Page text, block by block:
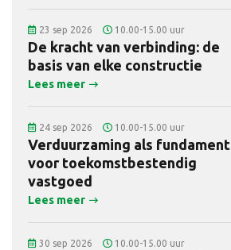
23 sep 2026 10.00-15.00 uur
De kracht van verbinding: de
basis van elke constructie
Lees meer
24 sep 2026 10.00-15.00 uur
Verduurzaming als fundament
voor toekomstbestendig
vastgoed
Lees meer
30 sep 2026 10.00-15.00 uur